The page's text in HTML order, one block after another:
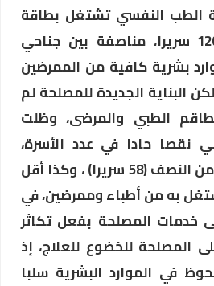
الطب النفسي تشتغل بطاقة
استيعابية تتجاوز 120 سريرا، مناصفة بين جناحي
بشرية كافية من الممرضين
البناية الجديدة للمصلحة لم
الطبي والمرضى، وظلت
نقصا حادا في عدد الأسرة،
الذي تقلص إلى أقل من النصف (58 سريرا) ، وكذا أقل
به من أطباء وممرضين، في
خدمات المصلحة بفعل تكاثر
المصلحة للخضوع للعلاج، إذ
في الموارد البشرية سلبا